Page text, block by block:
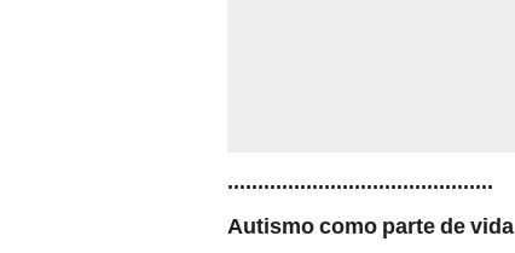
............................................
Autismo como parte de vida